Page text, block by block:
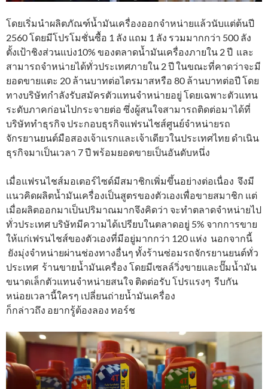
โดยเริ่มนำผลิตภัณฑ์น้ำมันเครื่องออกจำหน่ายแล้วนับแต่ต้นปี
2560 โดยมีโปรโมชั่นซื้อ 1 ลัง แถม 1 ลัง รวมมากกว่า 500 ลัง
ตั้งเป้าชิงส่วนแบ่ง10% ของตลาดน้ำมันเครื่องภายใน 2 ปี และ
สามารถจำหน่ายได้ทั่วประเทศภายใน 2 ปี ในขณะที่คาดว่าจะมี
ยอดขายแตะ 20 ล้านบาทต่อไตรมาสหรือ 80 ล้านบาทต่อปี โดย
ทางบริษัทกำลังรับสมัครตัวแทนจำหน่ายอยู่ โดยเฉพาะตัวแทน
ระดับภาคก่อนไปกระจายต่อ ซึ่งผู้สนใจสามารถติดต่อมาได้ที่
บริษัททำธุรกิจ ประกอบธุรกิจแฟรนไชส์ศูนย์จำหน่ายรถ
จักรยานยนต์มือสองเจ้าแรกและเจ้าเดียวในประเทศไทย ดำเนิน
ธุรกิจมาเป็นเวลา 7 ปี พร้อมยอดขายเป็นอันดับหนึ่ง
เมื่อแฟรนไชส์มอเตอร์ไซด์มีสมาชิกเพิ่มขึ้นอย่างต่อเนื่อง จึงมี
แนวคิดผลิตน้ำมันเครื่องเป็นสูตรของตัวเองเพื่อขายสมาชิก แต่
เมื่อผลิตออกมาเป็นปริมาณมากจึงคิดว่า จะทำตลาดจำหน่ายไป
ทั่วประเทศ บริษัทมีความได้เปรียบในตลาดอยู่ 5% จากการขาย
ให้แก่เฟรนไชส์ของตัวเองที่มีอยู่มากกว่า 120 แห่ง นอกจากนี้
ยังมุ่งจำหน่ายผ่านช่องทางอื่นๆ ทั้งร้านซ่อมรถจักรยานยนต์ทั่ว
ประเทศ ร้านขายน้ำมันเครื่อง โดยมีเซลล์วิ่งขายและปั๊มน้ำมัน
ขนาดเล็กตัวแทนจำหน่ายสนใจ ติดต่อรับ โปรแรงๆ รีบกัน
หน่อยเวลานี้ใครๆ เปลี่ยนถ่ายน้ำมันเครื่อง
ก็กล่าวถึง อยากรู้ต้องลอง ทอร์ช